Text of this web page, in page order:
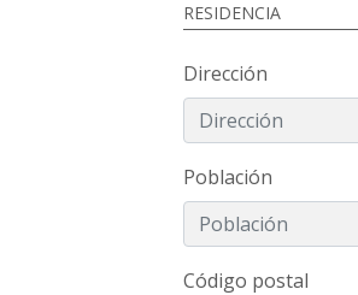
RESIDENCIA
Dirección
Población
Código postal